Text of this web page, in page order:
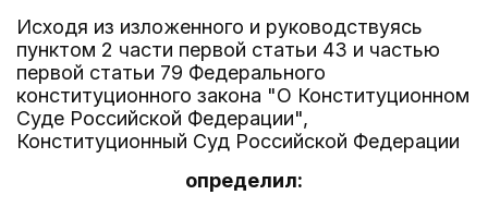
Исходя из изложенного и руководствуясь
пунктом 2 части первой статьи 43 и частью
первой статьи 79 Федерального
конституционного закона "О Конституционном
Суде Российской Федерации",
Конституционный Суд Российской Федерации
определил: